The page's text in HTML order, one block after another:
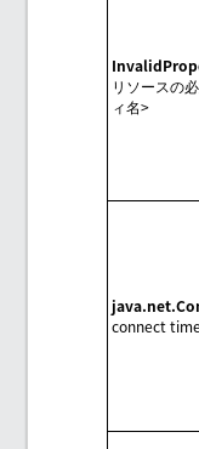
リソースの
ィ名>
connect